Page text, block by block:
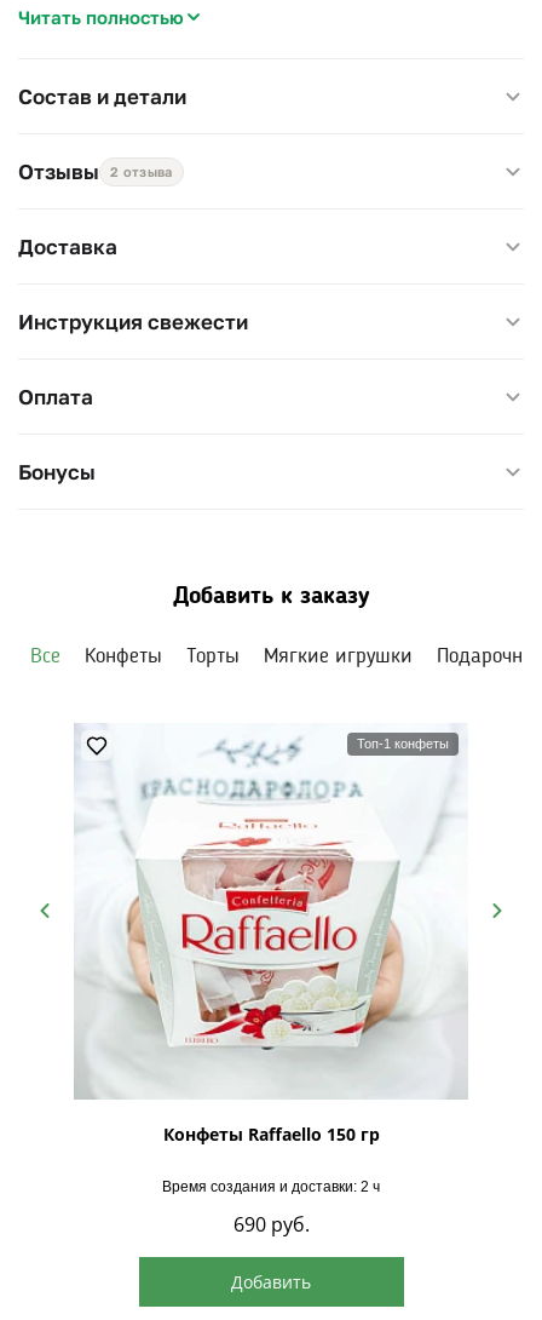
Почему стоит выбрать этот букет:
среди местных сортов пиона;
несколько дней, как импортные.
знак внимания.
Воду меняйте раз в 2 дня. Диаметр 30–35 см, высота
Читать полностью
Состав и детали
Отзывы 2 отзыва
Доставка
Инструкция свежести
Оплата
Бонусы
Добавить к заказу
Все Конфеты Торты Мягкие игрушки
Топ-1 конфеты
Конфеты Raffaello 150 гр
Время создания и доставки: 2 ч
690 руб.
Добавить